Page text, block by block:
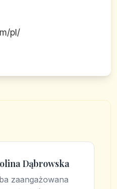
pl/
Dąbrowska
zaangażowana